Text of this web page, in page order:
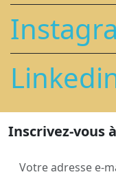
Inscrivez-vous